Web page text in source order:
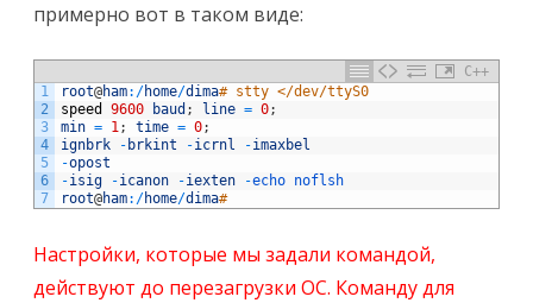
примерно вот в таком виде:
C++
1
2
3
4
5
6
7
root@ham: /home/dima# stty </dev/ttyS0
speed
9600 baud ; line = 0;
min = 1; time = 0;
ignbrk
- brkint -icrnl -imaxbel
-opost
-isig -icanon -iexten -echo noflsh
root@ham: /home/dima#
Настройки, которые мы задали командой,
действуют до перезагрузки ОС. Команду для